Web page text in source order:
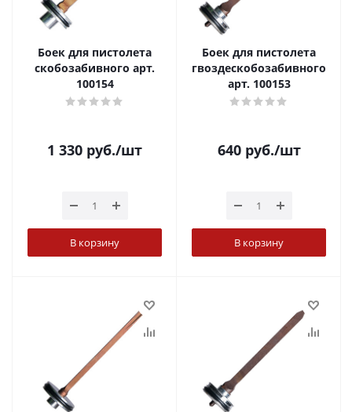
Боек для пистолета
скобозабивного арт.
100154
1 330 руб./шт
В корзину
Боек для пистолета
гвоздескобозабивного
арт. 100153
640руб./шт
В корзину